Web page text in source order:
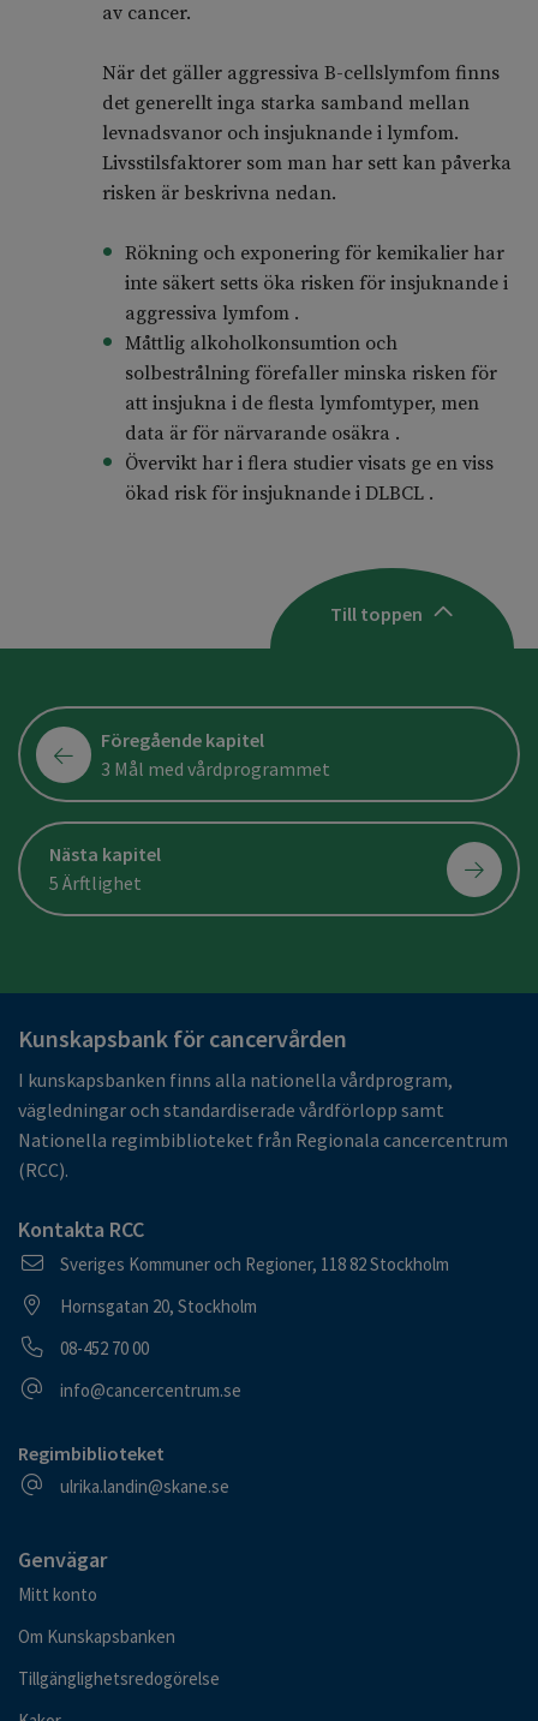
av cancer.
När det gäller aggressiva B-cellslymfom finns
det generellt inga starka samband mellan
levnadsvanor och insjuknande i lymfom.
Livsstilsfaktorer som man har sett kan påverka
risken är beskrivna nedan.
Rökning och exponering för kemikalier har
inte säkert setts öka risken för insjuknande i
aggressiva lymfom .
Måttlig alkoholkonsumtion och
solbestrålning förefaller minska risken för
att insjukna i de flesta lymfomtyper, men
data är för närvarande osäkra .
Övervikt har i flera studier visats ge en viss
ökad risk för insjuknande i DLBCL .
Till toppen
Föregående kapitel
3 Mål med vårdprogrammet
Nästa kapitel
5 Ärftlighet
Kunskapsbank för cancervården
I kunskapsbanken finns alla nationella vårdprogram,
vägledningar och standardiserade vårdförlopp samt
Nationella regimbiblioteket från Regionala cancercentrum
(RCC).
Kontakta RCC
Postadress
Sveriges Kommuner och Regioner, 118 82 Stockholm
Besöksadress
Hornsgatan 20, Stockholm
Telefonnummer
08-452 70 00
E-postadress
info@cancercentrum.se
Regimbiblioteket
E-postadress
ulrika.landin@skane.se
Genvägar
Mitt konto
Om Kunskapsbanken
Tillgänglighetsredogörelse